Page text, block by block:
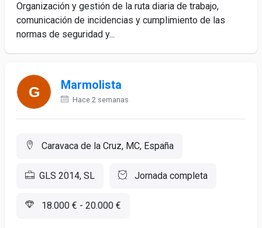
Organización y gestión de la ruta diaria de trabajo,
comunicación de incidencias y cumplimiento de las
normas de seguridad y...
Marmolista
Hace 2 semanas
Caravaca de la Cruz, MC, España
GLS 2014, SL Jornada completa
18.000 € - 20.000 €